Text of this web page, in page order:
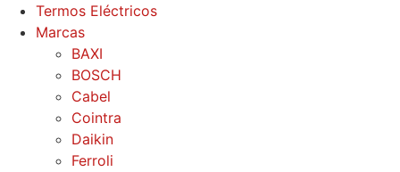
Termos Eléctricos
Marcas
BAXI
BOSCH
Cabel
Cointra
Daikin
Ferroli